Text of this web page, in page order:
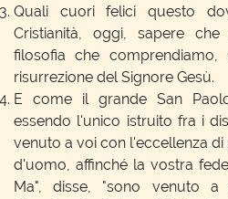
Quali cuori felici questo
Cristianità, oggi, sapere
filosofia che
risurrezione del Signore Gesù.
E come il grande San
essendo l'unico istruito fra i
venuto a voi con l'eccellenza
d'uomo, affinché la vostra
Ma", disse, "sono venuto